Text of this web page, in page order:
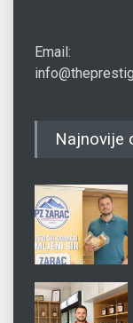
Email:
Najnovije